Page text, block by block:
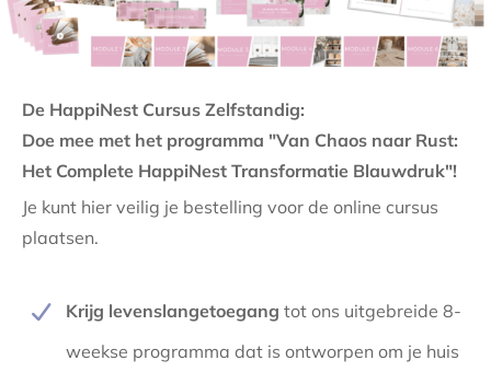
De HappiNest Cursus Zelfstandig:
Doe mee met het programma "Van Chaos naar Rust:
Het Complete HappiNest Transformatie Blauwdruk"!
Je kunt hier veilig je bestelling voor de online cursus
plaatsen.
Krijg levenslangetoegang tot ons uitgebreide 8-
weekse programma dat is ontworpen om je huis